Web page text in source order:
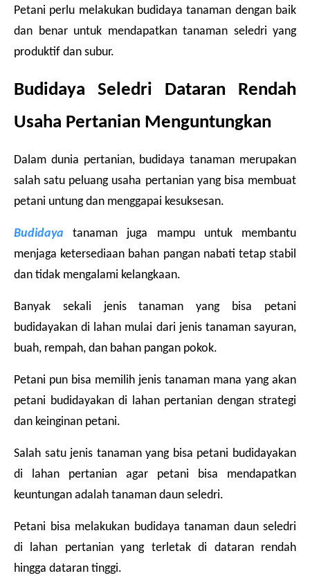
Petani perlu melakukan budidaya tanaman dengan baik
dan benar untuk mendapatkan tanaman seledri yang
produktif dan subur.
Budidaya Seledri Dataran Rendah
Usaha Pertanian Menguntungkan
Dalam dunia pertanian, budidaya tanaman merupakan
salah satu peluang usaha pertanian yang bisa membuat
petani untung dan menggapai kesuksesan.
Budidaya tanaman juga mampu untuk membantu
menjaga ketersediaan bahan pangan nabati tetap stabil
dan tidak mengalami kelangkaan.
Banyak sekali jenis tanaman yang bisa petani
budidayakan di lahan mulai dari jenis tanaman sayuran,
buah, rempah, dan bahan pangan pokok.
Petani pun bisa memilih jenis tanaman mana yang akan
petani budidayakan di lahan pertanian dengan strategi
dan keinginan petani.
Salah satu jenis tanaman yang bisa petani budidayakan
di lahan pertanian agar petani bisa mendapatkan
keuntungan adalah tanaman daun seledri.
Petani bisa melakukan budidaya tanaman daun seledri
di lahan pertanian yang terletak di dataran rendah
hingga dataran tinggi.